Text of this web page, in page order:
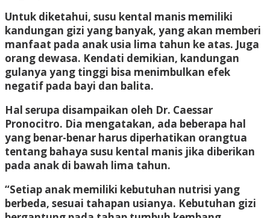
Untuk diketahui, susu kental manis memiliki
kandungan gizi yang banyak, yang akan memberi
manfaat pada anak usia lima tahun ke atas. Juga
orang dewasa. Kendati demikian, kandungan
gulanya yang tinggi bisa menimbulkan efek
negatif pada bayi dan balita.
Hal serupa disampaikan oleh Dr. Caessar
Pronocitro. Dia mengatakan, ada beberapa hal
yang benar-benar harus diperhatikan orangtua
tentang bahaya susu kental manis jika diberikan
pada anak di bawah lima tahun.
“Setiap anak memiliki kebutuhan nutrisi yang
berbeda, sesuai tahapan usianya. Kebutuhan gizi